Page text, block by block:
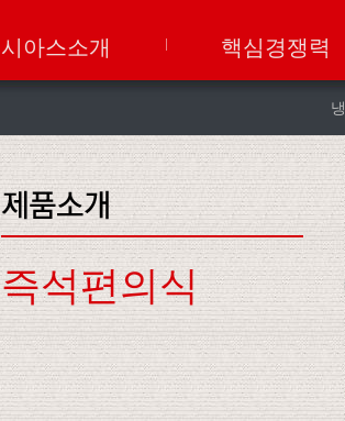
시아스소개 핵심경쟁력
즉석편의식